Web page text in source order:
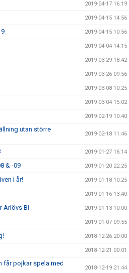
2019-04-17 16:19
2019-04-15 14:56
2019-04-15 10:56
2019-04-04 14:15
2019-03-29 18:42
2019-03-26 09:56
2019-03-08 10:25
2019-03-04 15:02
2019-02-19 10:40
utan större
2019-02-18 11:46
2019-01-27 16:14
& -09 2019-01-20 22:25
i år! 2019-01-18 10:25
2019-01-16 13:40
Arlövs BI 2019-01-13 10:00
2019-01-07 09:55
2018-12-26 20:00
2018-12-21 00:01
får pojkar spela med
2018-12-19 21:44